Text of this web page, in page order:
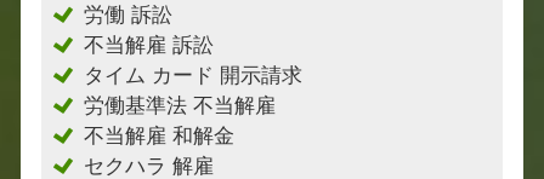
労働 訴訟
不当解雇 訴訟
タイム カード 開示請求
労働基準法 不当解雇
不当解雇 和解金
セクハラ 解雇